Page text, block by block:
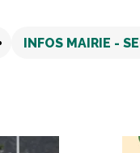
INFOS MAIRIE -